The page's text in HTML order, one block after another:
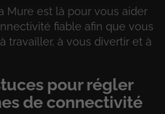
Mure est là pour vous aider
fiable afin que vous
travailler, à vous divertir et à
pour régler
de connectivité